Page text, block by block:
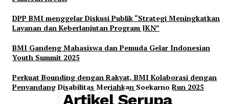
DPP BMI menggelar Diskusi Publik “Strategi Meningkatkan
Layanan dan Keberlanjutan Program JKN”
BMI Gandeng Mahasiswa dan Pemuda Gelar Indonesian
Youth Summit 2025
Perkuat Bounding dengan Rakyat, BMI Kolaborasi dengan
Penyandang Disabilitas Meriahkan Soekarno Run 2025
Artikel Serupa